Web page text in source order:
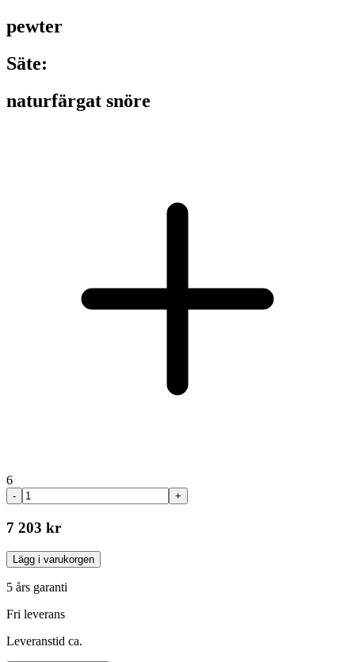
pewter
Säte:
naturfärgat snöre
6
- +
7 203 kr
Lägg i varukorgen
5 års garanti
Fri leverans
Leveranstid ca.